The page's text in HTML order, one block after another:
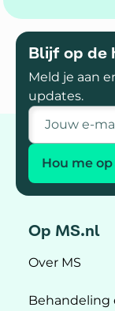
Blijf op de
Meld je aan
updates.
E-mailadres
Hou me
Op MS.nl
Over MS
Behandeling